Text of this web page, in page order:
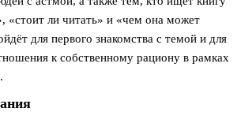
«стоит ли читать» и «чем она может
для первого знакомства с темой и для
к собственному рациону в рамках